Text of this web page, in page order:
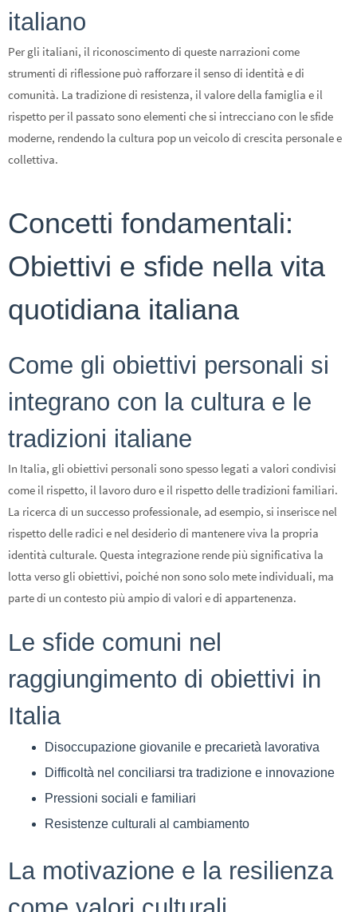
italiano
Per gli italiani, il riconoscimento di queste narrazioni come
strumenti di riflessione può rafforzare il senso di identità e di
comunità. La tradizione di resistenza, il valore della famiglia e il
rispetto per il passato sono elementi che si intrecciano con le sfide
moderne, rendendo la cultura pop un veicolo di crescita personale e
collettiva.
Concetti fondamentali:
Obiettivi e sfide nella vita
quotidiana italiana
Come gli obiettivi personali si
integrano con la cultura e le
tradizioni italiane
In Italia, gli obiettivi personali sono spesso legati a valori condivisi
come il rispetto, il lavoro duro e il rispetto delle tradizioni familiari.
La ricerca di un successo professionale, ad esempio, si inserisce nel
rispetto delle radici e nel desiderio di mantenere viva la propria
identità culturale. Questa integrazione rende più significativa la
lotta verso gli obiettivi, poiché non sono solo mete individuali, ma
parte di un contesto più ampio di valori e di appartenenza.
Le sfide comuni nel
raggiungimento di obiettivi in
Italia
Disoccupazione giovanile e precarietà lavorativa
Difficoltà nel conciliarsi tra tradizione e innovazione
Pressioni sociali e familiari
Resistenze culturali al cambiamento
La motivazione e la resilienza